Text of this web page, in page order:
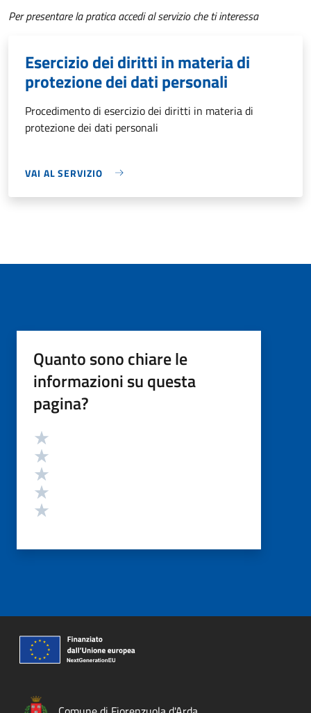
Per presentare la pratica accedi al servizio che ti interessa
Esercizio dei diritti in materia di
protezione dei dati personali
Procedimento di esercizio dei diritti in materia di
protezione dei dati personali
VAI AL SERVIZIO
Quanto sono chiare le
informazioni su questa
pagina?
Valutazione